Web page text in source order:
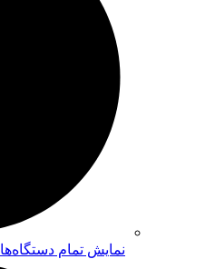
نمایش تمام دستگاه‌ها